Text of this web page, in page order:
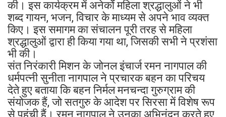
की। इस कार्यक्रम में अनेकों महिला श्रद्धालुओं ने भी
शब्द गायन, भजन, विचार के माध्यम से अपने भाव व्यक्त
किए। इस समागम का संचालन पूरी तरह से महिला
श्रद्धालुओं द्वारा ही किया गया था, जिसकी सभी ने प्रशंसा
भी की।
संत निरंकारी मिशन के जोनल इंचार्ज रमन नागपाल की
धर्मपत्नी सुनीता नागपाल ने प्रचारक बहन का परिचय
देते हुए बताया कि बहन निर्मल मनचन्दा गुरुग्राम की
संयोजक हैं, जो सतगुरु के आदेश पर सिरसा में विशेष रूप
से पहुंची हैं। रमन नागपाल ने उनका अभिनंदन करते हुए